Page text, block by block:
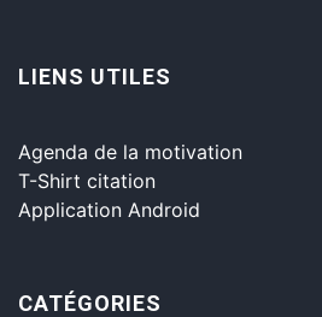
LIENS UTILES
Agenda de la motivation
T-Shirt citation
Application Android
CATÉGORIES